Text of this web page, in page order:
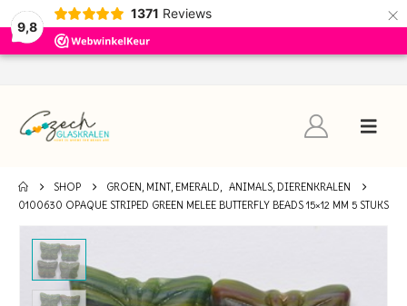
9,8
1371 Reviews ×
SHOP GROEN, MINT, EMERALD, ANIMALS, DIERENKRALEN
0100630 OPAQUE STRIPED GREEN MELEE BUTTERFLY BEADS 15×12 MM 5 STUKS